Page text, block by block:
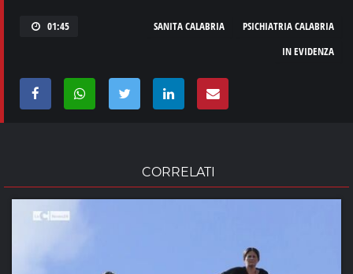
01:45 PSICHIATRIA CALABRIA
SANITA CALABRIA
IN EVIDENZA
CORRELATI